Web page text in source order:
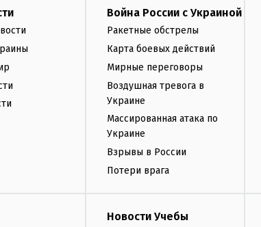
Война России с Украиной
Ракетные обстрелы
Карта боевых действий
Мирные переговоры
Воздушная тревога в
Украине
Массированная атака по
Украине
Взрывы в России
Потери врага
Новости Учебы